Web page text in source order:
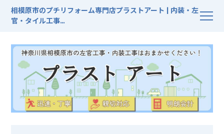
相模原市のプチリフォーム専門店プラストアート | 内装・左
官・タイル工事